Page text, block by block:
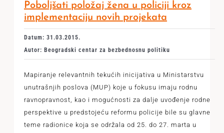
Poboljšati položaj žena u policiji kroz
implementaciju novih projekata
Datum: 31.03.2015.
Autor: Beogradski centar za bezbednosnu politiku
Mapiranje relevantnih tekućih inicijativa u Ministarstvu
unutrašnjih poslova (MUP) koje u fokusu imaju rodnu
ravnopravnost, kao i mogućnosti za dalje uvođenje rodne
perspektive u predstojeću reformu policije bile su glavne
teme radionice koja se održala od 25. do 27. marta u